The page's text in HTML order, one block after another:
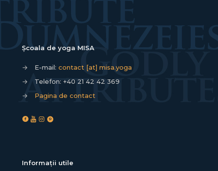
Școala de yoga MISA
→ E-mail: contact [at] misa.yoga
→
Telefon: +40 21 42 42 369
→
Pagina de contact
Informații utile